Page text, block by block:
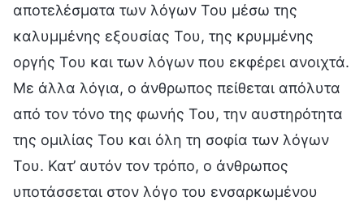
αποτελέσματα των λόγων Του μέσω της
καλυμμένης εξουσίας Του, της κρυμμένης
οργής Του και των λόγων που εκφέρει ανοιχτά.
Με άλλα λόγια, ο άνθρωπος πείθεται απόλυτα
από τον τόνο της φωνής Του, την αυστηρότητα
της ομιλίας Του και όλη τη σοφία των λόγων
Του. Κατ’ αυτόν τον τρόπο, ο άνθρωπος
υποτάσσεται στον λόγο του ενσαρκωμένου